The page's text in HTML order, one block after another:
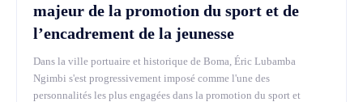
majeur de la promotion du sport et de
l’encadrement de la jeunesse
Dans la ville portuaire et historique de Boma, Éric Lubamba
Ngimbi s'est progressivement imposé comme l'une des
personnalités les plus engagées dans la promotion du sport et